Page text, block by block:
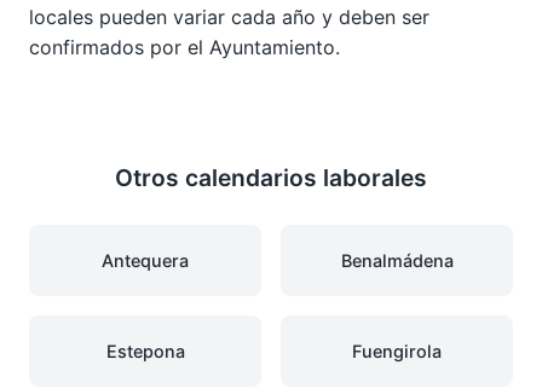
locales pueden variar cada año y deben ser
confirmados por el Ayuntamiento.
Otros calendarios laborales
Antequera Benalmádena
Estepona Fuengirola